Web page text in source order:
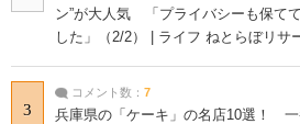
ン”が大人気 「プライバシーも保て
した」（2/2） | ライフ ねとらぼリサ
3
コメント数： 7
兵庫県の「ケーキ」の名店10選！ 一